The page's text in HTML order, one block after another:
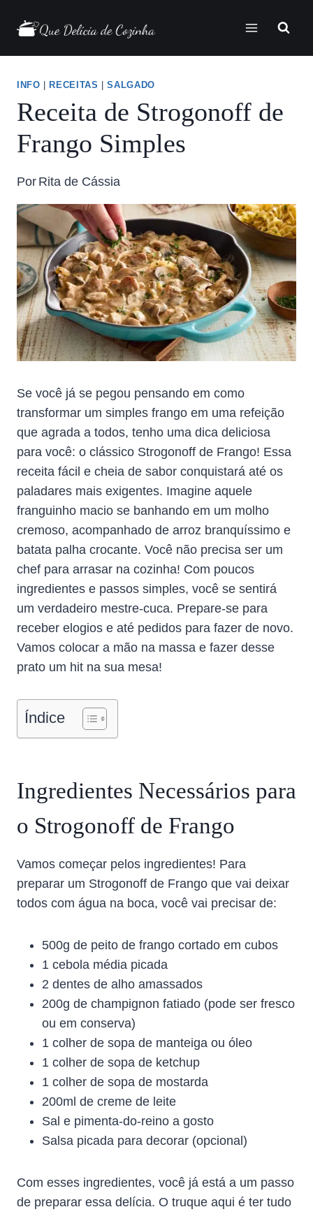
INFO RECEITAS |SALGADO
Receita de Strogonoff de
Frango Simples
Por Rita de Cássia
Se você já se pegou pensando em como
transformar um simples frango em uma refeição
que agrada a todos, tenho uma dica deliciosa
para você: o clássico Strogonoff de Frango! Essa
receita fácil e cheia de sabor conquistará até os
paladares mais exigentes. Imagine aquele
franguinho macio se banhando em um molho
cremoso, acompanhado de arroz branquíssimo e
batata palha crocante. Você não precisa ser um
chef para arrasar na cozinha! Com poucos
ingredientes e passos simples, você se sentirá
um verdadeiro mestre-cuca. Prepare-se para
receber elogios e até pedidos para fazer de novo.
Vamos colocar a mão na massa e fazer desse
prato um hit na sua mesa!
Índice
Ingredientes Necessários para
o Strogonoff de Frango
Vamos começar pelos ingredientes! Para
preparar um Strogonoff de Frango que vai deixar
todos com água na boca, você vai precisar de:
500g de peito de frango cortado em cubos
1 cebola média picada
2 dentes de alho amassados
200g de champignon fatiado (pode ser fresco
ou em conserva)
1 colher de sopa de manteiga ou óleo
1 colher de sopa de ketchup
1 colher de sopa de mostarda
200ml de creme de leite
Sal e pimenta-do-reino a gosto
Salsa picada para decorar (opcional)
Com esses ingredientes, você já está a um passo
de preparar essa delícia. O truque aqui é ter tudo